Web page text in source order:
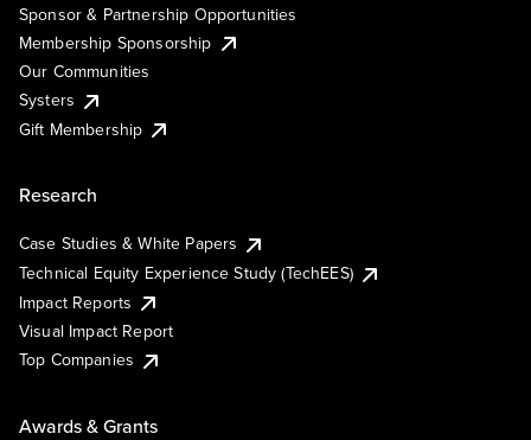
Sponsor & Partnership Opportunities
Membership Sponsorship
Our Communities
Systers
Gift Membership
Research
Case Studies & White Papers
Technical Equity Experience Study (TechEES)
Impact Reports
Visual Impact Report
Top Companies
Awards & Grants